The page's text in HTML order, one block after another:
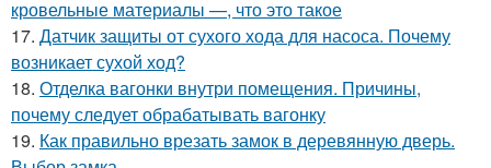
кровельные материалы —, что это такое
17. Датчик защиты от сухого хода для насоса. Почему
возникает сухой ход?
18. Отделка вагонки внутри помещения. Причины,
почему следует обрабатывать вагонку
19. Как правильно врезать замок в деревянную дверь.